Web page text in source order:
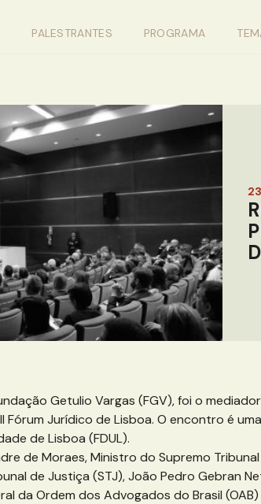
PALESTRANTES PROGRAMA
Getulio Vargas (FGV), foi o
Fórum Jurídico de Lisboa. O encontro é
de Lisboa (FDUL).
de Moraes, Ministro do Supremo
de Justiça (STJ), João Pedro Gebran
da Ordem dos Advogados do Brasil